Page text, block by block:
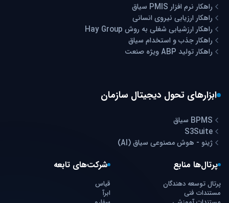
راهکار نرم افزار PMIS سیاق
راهکار ارزیابی نیروی انسانی
راهکار ارزشیابی شغلی به روش Hay Group
راهکار جذب و استخدام سیاق
راهکار تولید ABP ویژه صنعت
ابزارهای تحول دیجیتال سازمان
BPMS سیاق
S3Suite
ژینو - هوش مصنوعی سیاق (AI)
پرتال‌ها منابع
پرتال توسعه دهندگان
مستندات فنی
شرکت‌های تابعه
قیاس
ابرآ